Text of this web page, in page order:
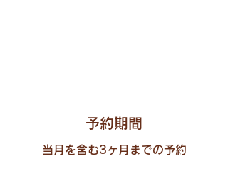
予約期間
当月を含む3ヶ月までの予約